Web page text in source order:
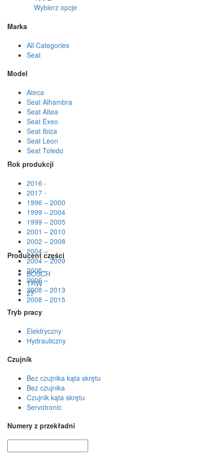
Wybierz opcjeTen
Marka
All Categories
Seat
Model
Ateca
Seat Alhambra
Seat Altea
Seat Exeo
Seat Ibiza
Seat Leon
Seat Toledo
Rok produkcji
2016 -
2017 -
1996 – 2000
1999 – 2004
1999 – 2005
2001 – 2010
2002 – 2008
2004 –
2004 – 2009
2005 –
2006 –
2008 – 2013
2008 – 2015
Producent części
BOSCH
TRW
ZF
Tryb pracy
Elektryczny
Hydrauliczny
Czujnik
Bez czujnika kąta skrętu
Bez czujnika
Czujnik kąta skrętu
Servotronic
Numery z przekładni